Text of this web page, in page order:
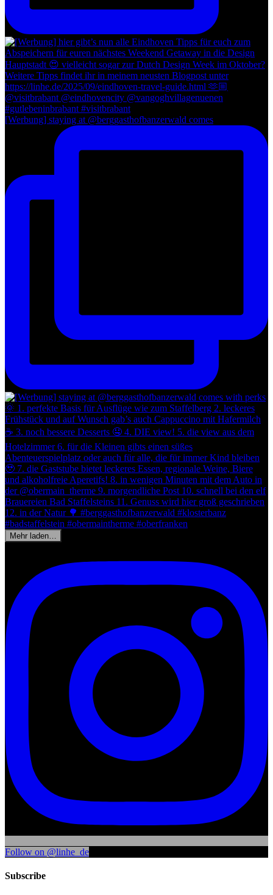
[Werbung] staying at @berggasthofbanzerwald comes
Mehr laden…
Follow on @linhe_de
Subscribe